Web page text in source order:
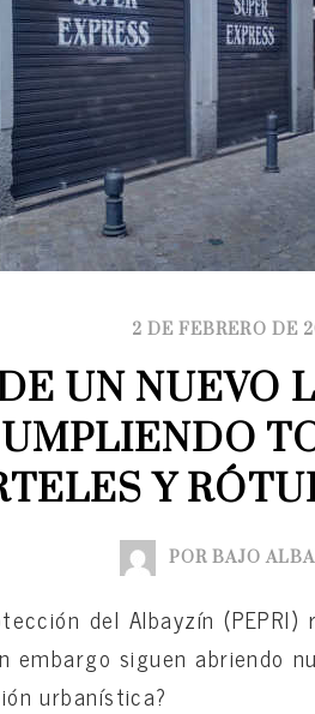
2 DE FEBRERO DE
UN NUEVO
Y
POR BAJO
del Albayzín
embargo siguen abriendo
urbanística?